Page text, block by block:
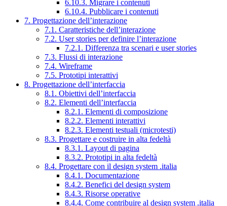
6.10.3. Migrare i contenuti
6.10.4. Pubblicare i contenuti
7. Progettazione dell’interazione
7.1. Caratteristiche dell’interazione
7.2. User stories per definire l’interazione
7.2.1. Differenza tra scenari e user stories
7.3. Flussi di interazione
7.4. Wireframe
7.5. Prototipi interattivi
8. Progettazione dell’interfaccia
8.1. Obiettivi dell’interfaccia
8.2. Elementi dell’interfaccia
8.2.1. Elementi di composizione
8.2.2. Elementi interattivi
8.2.3. Elementi testuali (microtesti)
8.3. Progettare e costruire in alta fedeltà
8.3.1. Layout di pagina
8.3.2. Prototipi in alta fedeltà
8.4. Progettare con il design system .italia
8.4.1. Documentazione
8.4.2. Benefici del design system
8.4.3. Risorse operative
8.4.4. Come contribuire al design system .italia